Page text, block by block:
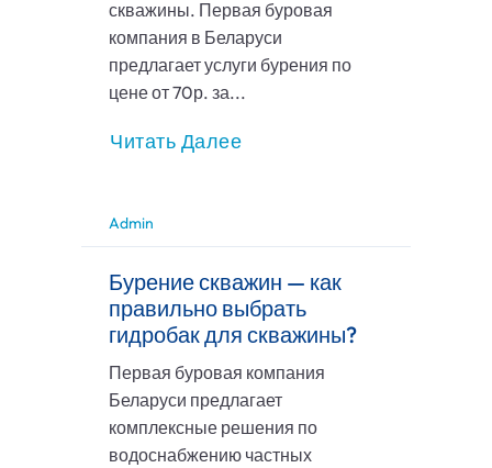
скважины. Первая буровая
компания в Беларуси
предлагает услуги бурения по
цене от 70р. за...
Читать Далее
Admin
Бурение скважин — как
правильно выбрать
гидробак для скважины?
Первая буровая компания
Беларуси предлагает
комплексные решения по
водоснабжению частных